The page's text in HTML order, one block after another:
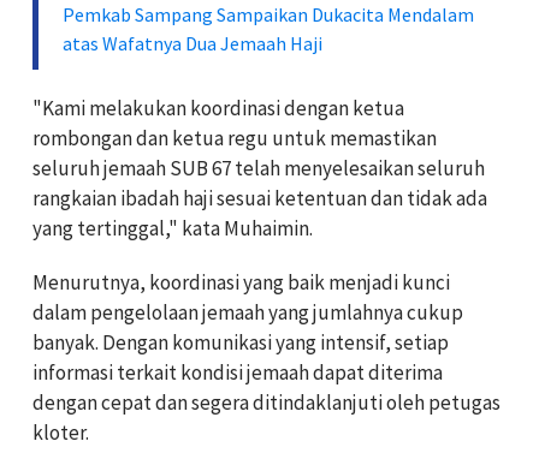
Pemkab Sampang Sampaikan Dukacita Mendalam
atas Wafatnya Dua Jemaah Haji
"Kami melakukan koordinasi dengan ketua
rombongan dan ketua regu untuk memastikan
seluruh jemaah SUB 67 telah menyelesaikan seluruh
rangkaian ibadah haji sesuai ketentuan dan tidak ada
yang tertinggal," kata Muhaimin.
Menurutnya, koordinasi yang baik menjadi kunci
dalam pengelolaan jemaah yang jumlahnya cukup
banyak. Dengan komunikasi yang intensif, setiap
informasi terkait kondisi jemaah dapat diterima
dengan cepat dan segera ditindaklanjuti oleh petugas
kloter.